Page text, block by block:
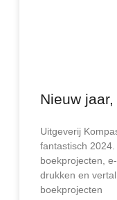
Nieuw
Uitgeverij
fantastisch
boekprojecten,
drukken en
boekprojecten